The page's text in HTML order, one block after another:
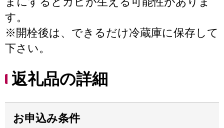
す。
※開栓後は、できるだけ冷蔵庫に保存して
下さい。
返礼品の詳細
お申込み条件